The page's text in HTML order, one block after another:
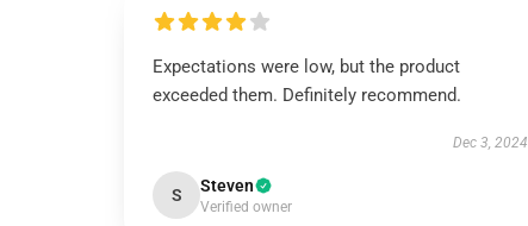
Expectations were low, but the product
exceeded them. Definitely recommend.
Dec 3, 2024
S Steven
Verified owner